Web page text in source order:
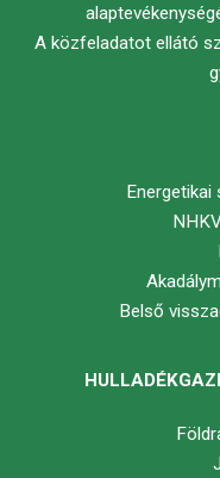
A közfeladatot ellátó
Energetikai
Belső